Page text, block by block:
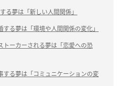
る夢は「新しい人間関係」
する夢は「環境や人間関係の変化」
トーカーされる夢は「恋愛への恐
する夢は「コミュニケーションの変